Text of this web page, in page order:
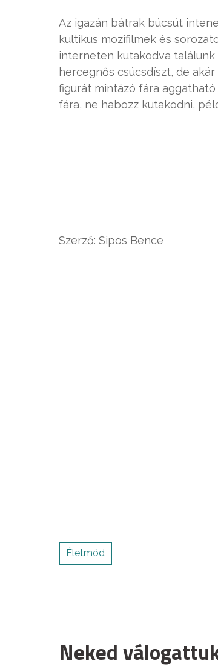
Az igazán bátrak búcsút
kultikus mozifilmek és
interneten kutakodva találunk
hercegnős csúcsdíszt, de
figurát mintázó fára
fára, ne habozz kutakodni,
Szerző: Sipos Bence
Életmód
Neked